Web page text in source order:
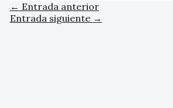
← Entrada anterior
Entrada siguiente →